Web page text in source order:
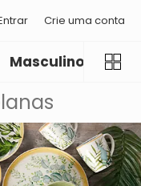
Crie uma conta
Masculino